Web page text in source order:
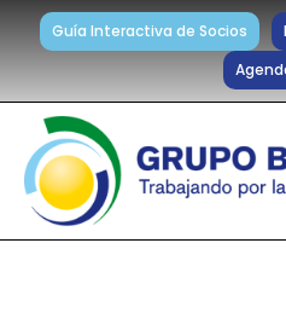
Guía Interactiva de Socios